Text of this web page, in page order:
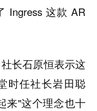
Ingress 这款 AR
长石原恒表示这
时任社长岩田聪
来"这个理念也十